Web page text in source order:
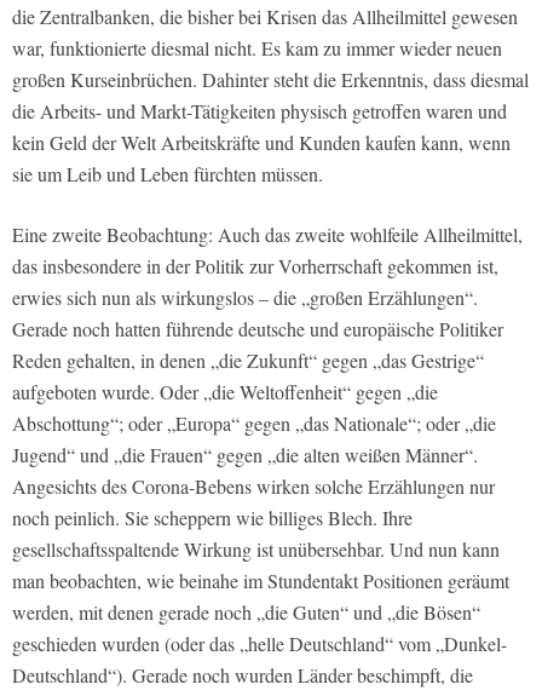
die Zentralbanken, die bisher bei Krisen das Allheilmittel gewesen
war, funktionierte diesmal nicht. Es kam zu immer wieder neuen
großen Kurseinbrüchen. Dahinter steht die Erkenntnis, dass diesmal
die Arbeits- und Markt-Tätigkeiten physisch getroffen waren und
kein Geld der Welt Arbeitskräfte und Kunden kaufen kann, wenn
sie um Leib und Leben fürchten müssen.
Eine zweite Beobachtung: Auch das zweite wohlfeile Allheilmittel,
das insbesondere in der Politik zur Vorherrschaft gekommen ist,
erwies sich nun als wirkungslos – die „großen Erzählungen“.
Gerade noch hatten führende deutsche und europäische Politiker
Reden gehalten, in denen „die Zukunft“ gegen „das Gestrige“
aufgeboten wurde. Oder „die Weltoffenheit“ gegen „die
Abschottung“; oder „Europa“ gegen „das Nationale“; oder „die
Jugend“ und „die Frauen“ gegen „die alten weißen Männer“.
Angesichts des Corona-Bebens wirken solche Erzählungen nur
noch peinlich. Sie scheppern wie billiges Blech. Ihre
gesellschaftsspaltende Wirkung ist unübersehbar. Und nun kann
man beobachten, wie beinahe im Stundentakt Positionen geräumt
werden, mit denen gerade noch „die Guten“ und „die Bösen“
geschieden wurden (oder das „helle Deutschland“ vom „Dunkel-
Deutschland“). Gerade noch wurden Länder beschimpft, die